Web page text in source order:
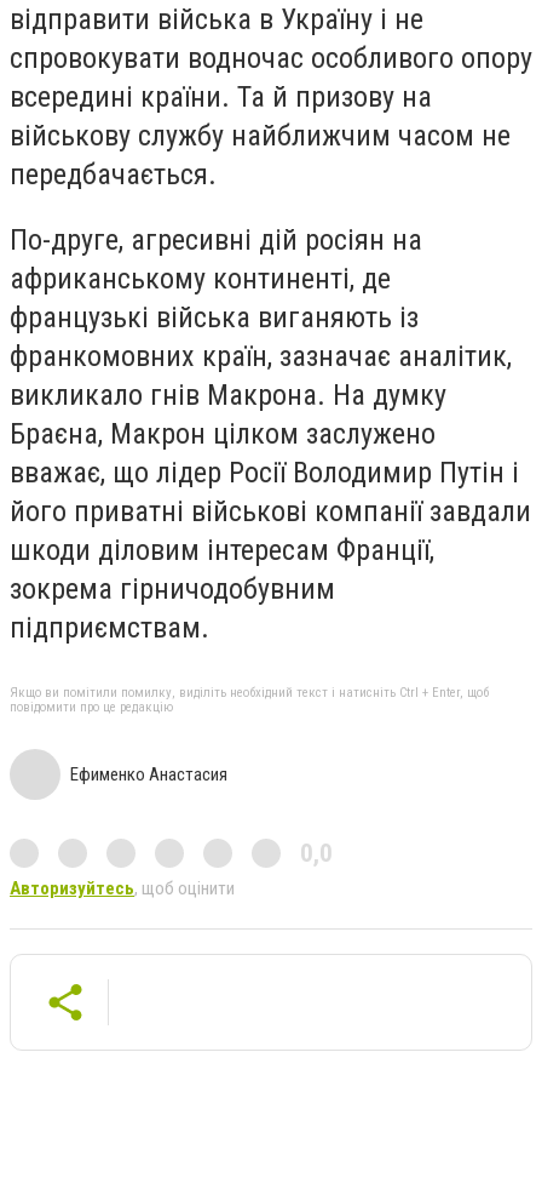
відправити війська в Україну і не
спровокувати водночас особливого опору
всередині країни. Та й призову на
військову службу найближчим часом не
передбачається.
По-друге, агресивні дій росіян на
африканському континенті, де
французькі війська виганяють із
франкомовних країн, зазначає аналітик,
викликало гнів Макрона. На думку
Браєна, Макрон цілком заслужено
вважає, що лідер Росії Володимир Путін і
його приватні військові компанії завдали
шкоди діловим інтересам Франції,
зокрема гірничодобувним
підприємствам.
Якщо ви помітили помилку, виділіть необхідний текст і натисніть Ctrl + Enter, щоб
повідомити про це редакцію
Ефименко Анастасия
0,0
Авторизуйтесь, щоб оцінити